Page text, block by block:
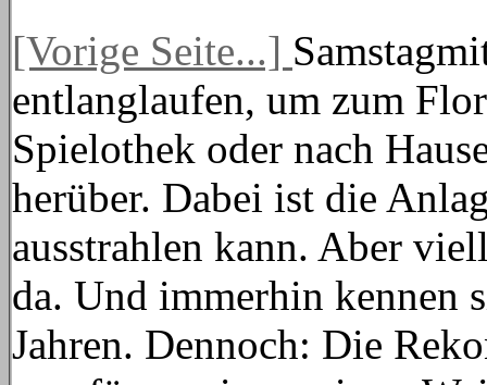
[Vorige Seite...]
entlanglaufen, um zum
Spielothek oder nach
herüber. Dabei ist die
ausstrahlen kann. Aber
da. Und immerhin kennen
Jahren. Dennoch: Die